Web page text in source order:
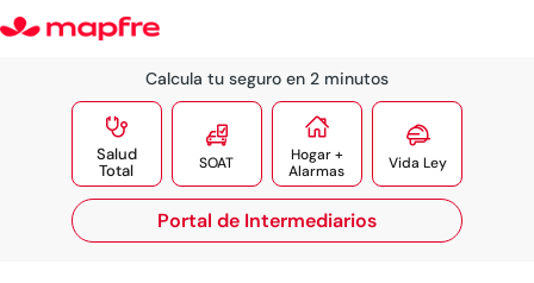
Calcula tu seguro en 2 minutos

Salud
Total

SOAT

Hogar +
Alarmas

Vida Ley
Portal de Intermediarios